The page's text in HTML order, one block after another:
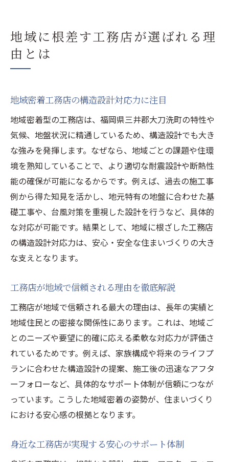
地域に根差す工務店が選ばれる理
由とは
地域密着工務店の構造設計対応力に注目
地域密着型の工務店は、福岡県三井郡大刀洗町の特性や
気候、地盤状況に精通しているため、構造設計でも大き
な強みを発揮します。なぜなら、地域ごとの課題や住環
境を熟知していることで、より適切な耐震設計や断熱性
能の確保が可能になるからです。例えば、過去の施工事
例から得た知見を活かし、地元特有の地盤に合わせた基
礎工事や、台風対策を重視した設計を行うなど、具体的
な対応が可能です。結果として、地域に根ざした工務店
の構造設計対応力は、安心・安全な住まいづくりの大き
な支えとなります。
工務店が地域で信頼される理由を徹底解説
工務店が地域で信頼される最大の理由は、長年の実績と
地域住民との密接な関係性にあります。これは、地域ご
とのニーズや要望に的確に応える柔軟な対応力が評価さ
れているためです。例えば、家族構成や将来のライフプ
ランに合わせた構造設計の提案、施工後の迅速なアフタ
ーフォローなど、具体的なサポート体制が信頼につなが
っています。こうした地域密着の姿勢が、住まいづくり
における安心感の根拠となります。
身近な工務店が実現する安心のサポート体制